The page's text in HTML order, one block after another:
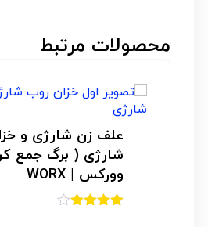
محصولات مرتبط
علف زن شارژی و
شارژی ( برگ جمع
وورکس | WORX